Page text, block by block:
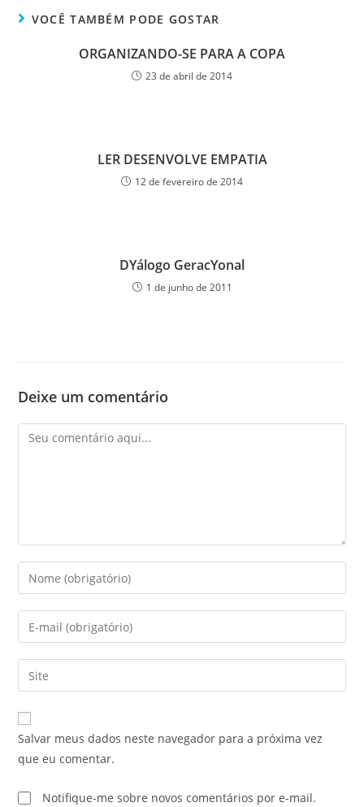
VOCÊ TAMBÉM PODE GOSTAR
ORGANIZANDO-SE PARA A COPA
23 de abril de 2014
LER DESENVOLVE EMPATIA
12 de fevereiro de 2014
DYálogo GeracYonal
1 de junho de 2011
Deixe um comentário
Salvar meus dados neste navegador para a próxima vez
que eu comentar.
Notifique-me sobre novos comentários por e-mail.